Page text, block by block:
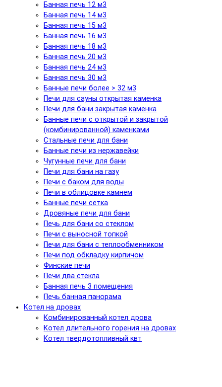
Банная печь 12 м3
Банная печь 14 м3
Банная печь 15 м3
Банная печь 16 м3
Банная печь 18 м3
Банная печь 20 м3
Банная печь 24 м3
Банная печь 30 м3
Банные печи более > 32 м3
Печи для сауны открытая каменка
Печи для бани закрытая каменка
Банные печи с открытой и закрытой
(комбинированной) каменками
Стальные печи для бани
Банные печи из нержавейки
Чугунные печи для бани
Печи для бани на газу
Печи с баком для воды
Печи в облицовке камнем
Банные печи сетка
Дровяные печи для бани
Печь для бани со стеклом
Печи с выносной топкой
Печи для бани с теплообменником
Печи под обкладку кирпичом
Финские печи
Печи два стекла
Банная печь 3 помещения
Печь банная панорама
Котел на дровах
Комбинированный котел дрова
Котел длительного горения на дровах
Котел твердотопливный квт